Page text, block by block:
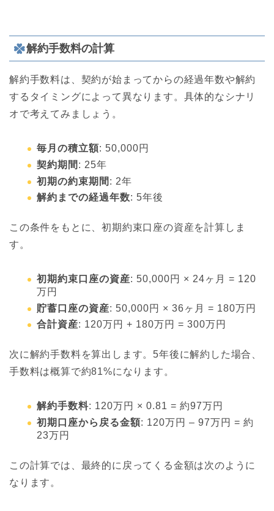
解約手数料の計算
解約手数料は、契約が始まってからの経過年数や解約
するタイミングによって異なります。具体的なシナリ
オで考えてみましょう。
毎月の積立額: 50,000円
契約期間 : 25年
初期の約束期間 : 2年
解約までの経過年数: 5年後
この条件をもとに、初期約束口座の資産を計算しま
す。
初期約束口座の資産: 50,000円 × 24ヶ月 = 120
万円
貯蓄口座の資産: 50,000円 × 36ヶ月 = 180万円
合計資産: 120万円 + 180万円 = 300万円
次に解約手数料を算出します。5年後に解約した場合、
手数料は概算で約81%になります。
解約手数料: 120万円 × 0.81 = 約97万円
初期口座から戻る金額: 120万円 – 97万円 = 約
23万円
この計算では、最終的に戻ってくる金額は次のように
なります。